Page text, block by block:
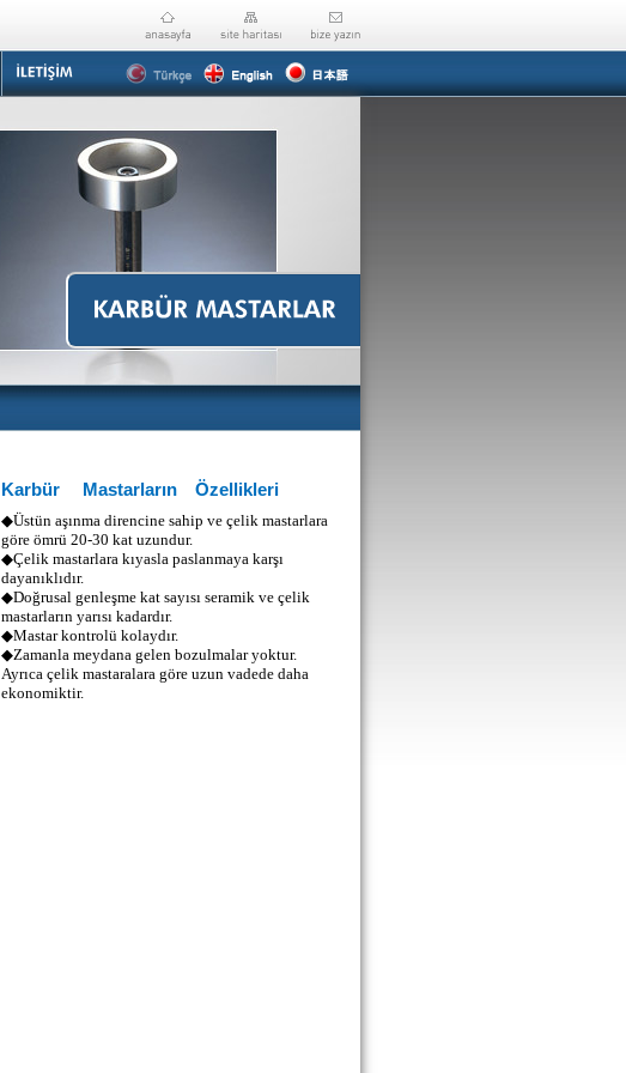
Karbür Mastarların Özellikleri
◆Üstün aşınma direncine sahip ve çelik mastarlara
göre ömrü 20-30 kat uzundur.
◆Çelik mastarlara kıyasla paslanmaya karşı
dayanıklıdır.
◆Doğrusal genleşme kat sayısı seramik ve çelik
mastarların yarısı kadardır.
◆Mastar kontrolü kolaydır.
◆Zamanla meydana gelen bozulmalar yoktur.
Ayrıca çelik mastaralara göre uzun vadede daha
ekonomiktir.